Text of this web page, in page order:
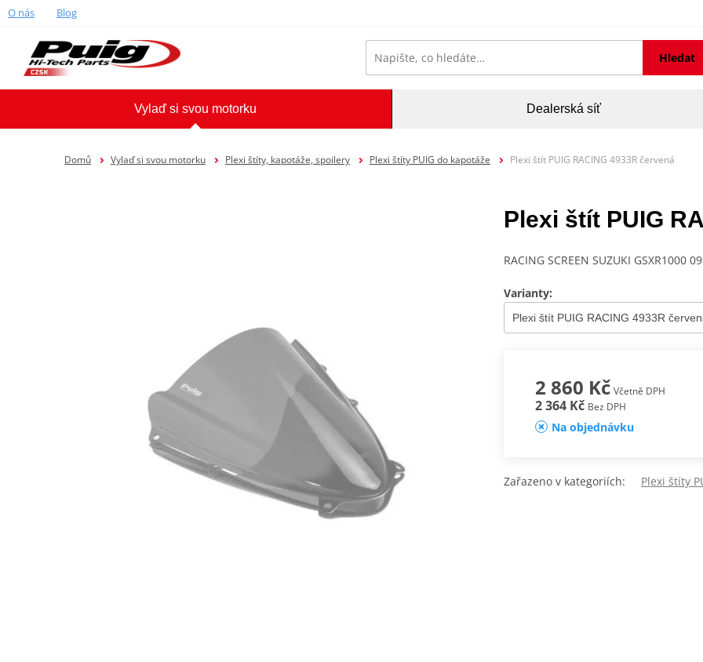
O nás Blog
Hledat
Vylaď si svou motorku Dealerská síť
Domů Vylaď si svou motorku Plexi štíty, kapotáže, spoilery Plexi štíty PUIG do kapotáže Plexi štít PUIG RACING 4933R červená
Plexi štít PUIG
RACING SCREEN SUZUKI GSXR1000
Varianty:
2 860 Kč Včetně DPH
2 364 Kč Bez DPH
Na objednávku
Zařazeno v kategoriích: Plexi štíty